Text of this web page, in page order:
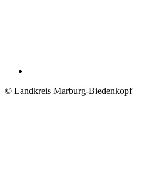
© Landkreis Marburg-Biedenkopf